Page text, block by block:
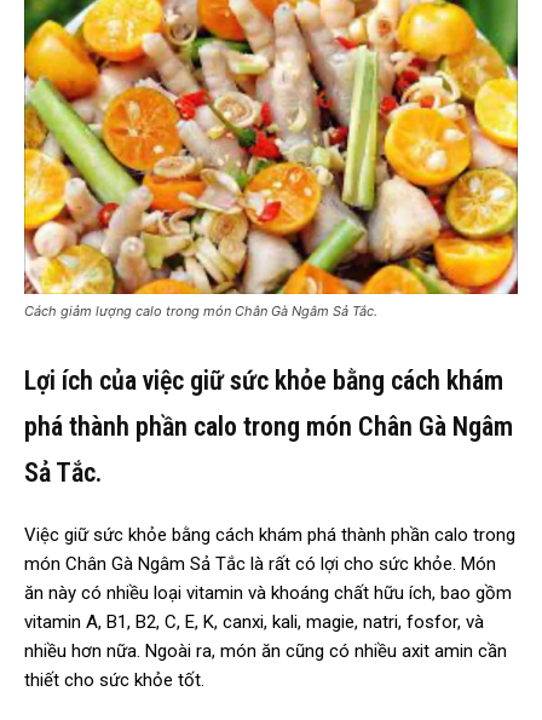
Cách giảm lượng calo trong món Chân Gà Ngâm Sả Tắc.
Lợi ích của việc giữ sức khỏe bằng cách khám
phá thành phần calo trong món Chân Gà Ngâm
Sả Tắc.
Việc giữ sức khỏe bằng cách khám phá thành phần calo trong
món Chân Gà Ngâm Sả Tắc là rất có lợi cho sức khỏe. Món
ăn này có nhiều loại vitamin và khoáng chất hữu ích, bao gồm
vitamin A, B1, B2, C, E, K, canxi, kali, magie, natri, fosfor, và
nhiều hơn nữa. Ngoài ra, món ăn cũng có nhiều axit amin cần
thiết cho sức khỏe tốt.